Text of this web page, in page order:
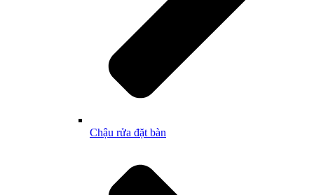
Chậu rửa đặt bàn